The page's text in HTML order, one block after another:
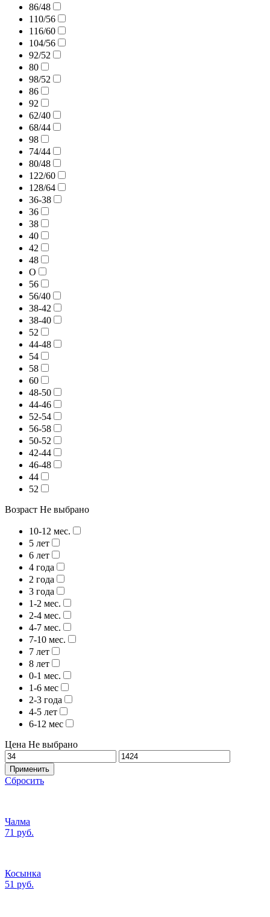
86/48
110/56
116/60
104/56
92/52
80
98/52
86
92
62/40
68/44
98
74/44
80/48
122/60
128/64
36-38
36
38
40
42
48
O
56
56/40
38-42
38-40
52
44-48
54
58
60
48-50
44-46
52-54
56-58
50-52
42-44
46-48
44
52
Возраст Не выбрано
10-12 мес.
5 лет
6 лет
4 года
2 года
3 года
1-2 мес.
2-4 мес.
4-7 мес.
7-10 мес.
7 лет
8 лет
0-1 мес.
1-6 мес
2-3 года
4-5 лет
6-12 мес
Цена Не выбрано
Применить
Сбросить
Чалма
71 руб.
Косынка
51 руб.